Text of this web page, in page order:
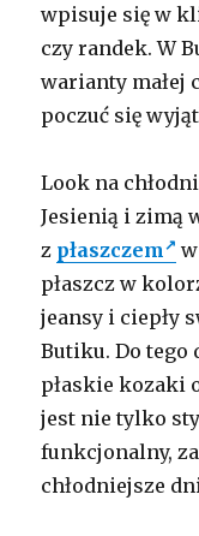
wpisuje się w
czy randek. W
warianty małej
poczuć się
Look na
Jesienią i zimą
z płaszczem
płaszcz w
jeansy i ciepły
Butiku. Do tego
płaskie kozaki
jest nie tylko
funkcjonalny,
chłodniejsze